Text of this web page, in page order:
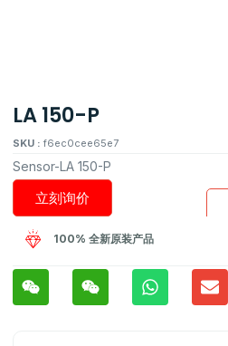
LA 150-P
SKU : f6ec0cee65e7
Sensor-LA 150-P
立刻询价
100% 全新原装产品